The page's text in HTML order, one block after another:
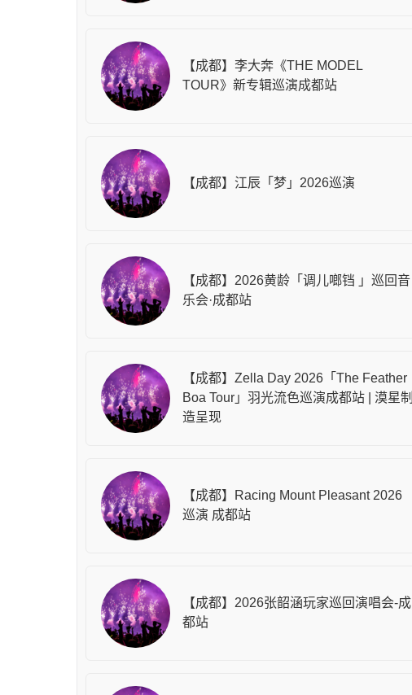
【成都】李大奔《THE MODEL
TOUR》新专辑巡演成都站
【成都】江辰「梦」2026巡演
【成都】2026黄龄「调儿啷铛 」巡回音
乐会·成都站
【成都】Zella Day 2026「The Feather
Boa Tour」羽光流色巡演成都站 | 漠星制
造呈现
【成都】Racing Mount Pleasant 2026
巡演 成都站
【成都】2026张韶涵玩家巡回演唱会-成
都站